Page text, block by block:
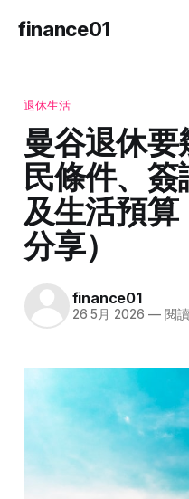
finance01
退休生活
曼谷退休
民條件、簽
及生活預
分享）
finance01
26 5月 2026 —閱